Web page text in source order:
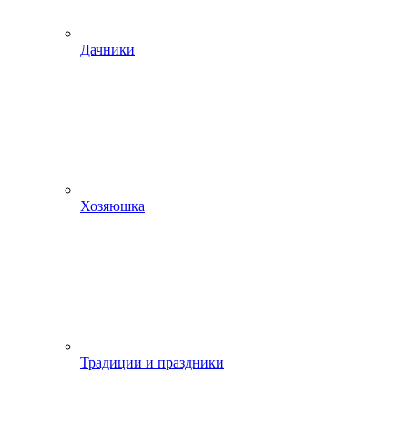
Дачники
Хозяюшка
Традиции и праздники